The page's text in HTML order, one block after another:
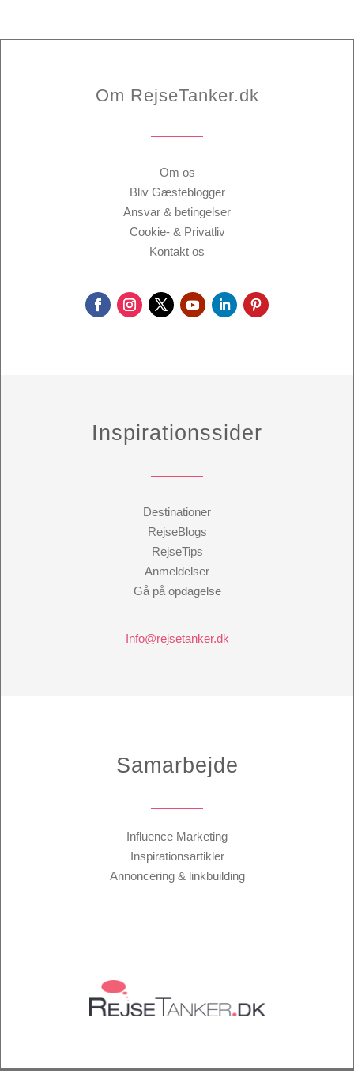
Om RejseTanker.dk
Om os
Bliv Gæsteblogger
Ansvar & betingelser
Cookie- & Privatliv
Kontakt os
Inspirationssider
Destinationer
RejseBlogs
RejseTips
Anmeldelser
Gå på opdagelse
Info@rejsetanker.dk
Samarbejde
Influence Marketing
Inspirationsartikler
Annoncering & linkbuilding